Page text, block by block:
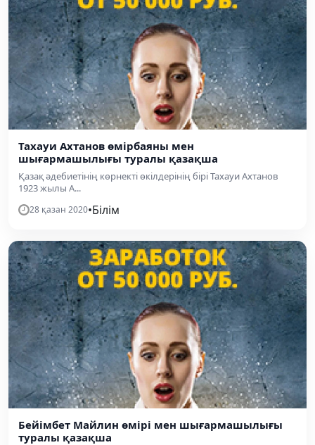
Тахауи Ахтанов өмірбаяны мен
шығармашылығы туралы қазақша
Қазақ әдебиетінің көрнекті өкілдерінің бірі Тахауи Ахтанов
1923 жылы А...
28 қазан 2020•Білім
Бейімбет Майлин өмірі мен шығармашылығы
туралы қазақша